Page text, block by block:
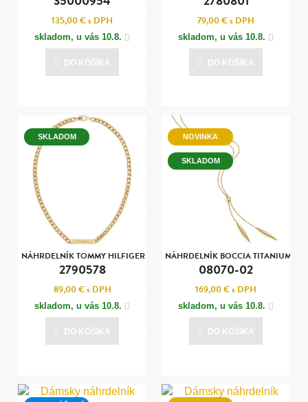
135,00 €s DPH
skladom, u vás 10.8.
DO KOŠÍKA
79,00 €s DPH
skladom, u vás 10.8.
DO KOŠÍKA
SKLADOM
NÁHRDELNÍK TOMMY HILFIGER
2790578
89,00 €s DPH
skladom, u vás 10.8.
DO KOŠÍKA
NOVINKA
SKLADOM
NÁHRDELNÍK BOCCIA TITANIUM
08070-02
169,00 €s DPH
skladom, u vás 10.8.
DO KOŠÍKA